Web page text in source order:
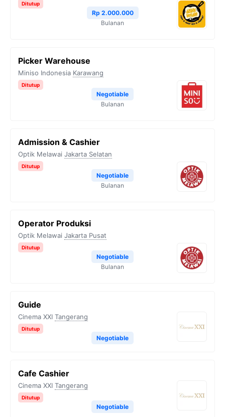
Ditutup
Rp 2.000.000
Bulanan
Picker Warehouse
Miniso Indonesia Karawang
Ditutup
Negotiable
Bulanan
Admission & Cashier
Optik Melawai Jakarta Selatan
Ditutup
Negotiable
Bulanan
Operator Produksi
Optik Melawai Jakarta Pusat
Ditutup
Negotiable
Bulanan
Guide
Cinema XXI Tangerang
Ditutup
Negotiable
Cafe Cashier
Cinema XXI Tangerang
Ditutup
Negotiable